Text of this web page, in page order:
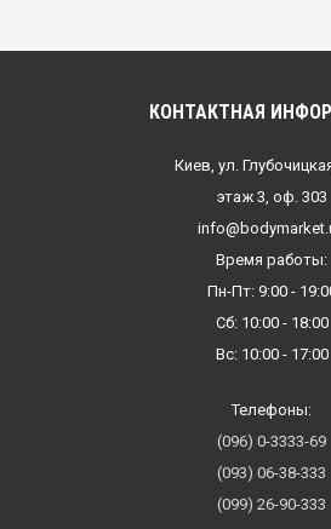
КОНТАКТНАЯ
Киев, ул.
этаж 3, оф. 303
Время работы:
Пн-Пт: 9:00 -
Сб: 10:00 - 18:00
Вс: 10:00 - 17:00
Телефоны:
(096) 0-3333-69
(093) 06-38-333
(099) 26-90-333